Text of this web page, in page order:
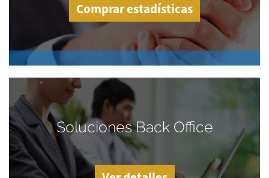
Comprar estadísticas
Soluciones Back Office